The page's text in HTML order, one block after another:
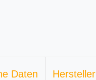
Daten Hersteller